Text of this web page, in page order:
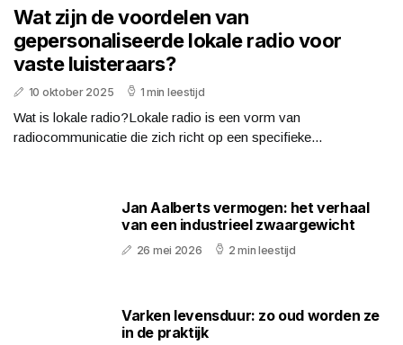
Wat zijn de voordelen van
gepersonaliseerde lokale radio voor
vaste luisteraars?
10 oktober 2025 1 min leestijd
Wat is lokale radio?Lokale radio is een vorm van
radiocommunicatie die zich richt op een specifieke...
Jan Aalberts vermogen: het verhaal
van een industrieel zwaargewicht
26 mei 2026 2 min leestijd
Varken levensduur: zo oud worden ze
in de praktijk